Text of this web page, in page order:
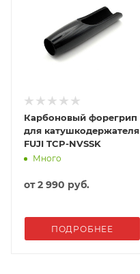
гайки KDPS не подойдут.
Карбоновый форегрип
для катушкодержателя
FUJI TCP-NVSSK
Много
от2 990 руб.
ПОДРОБНЕЕ